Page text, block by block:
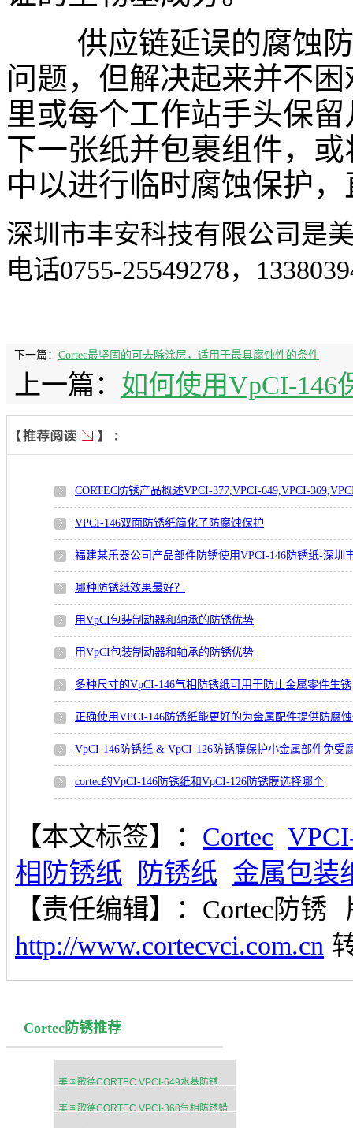
供应链延误的腐蚀
问题，但解决起来并不
里或每个工作站手头保留
下一张纸并包裹组件，
中以进行临时腐蚀保护
深圳市丰安科技有限公司是
电话0755-25549278，
下一篇： Cortec最坚固的可去除涂层，适用于最具腐蚀性的条件
上一篇： 如何使用VpCI-146
CORTEC防锈产品概述VPCI-377,VPCI-649,VPCI-
VPCI-146双面防锈纸简化了防腐蚀保护
福建某乐器公司产品部件防锈使用VPCI-146防锈纸-深圳
哪种防锈纸效果最好？
用VpCI包装制动器和轴承的防锈优势
用VpCI包装制动器和轴承的防锈优势
多种尺寸的VpCI-146气相防锈纸可用于防止金属零件生锈
正确使用VPCI-146防锈纸能更好的为金属配件提供防腐
VpCI-146防锈纸 & VpCI-126防锈膜保护小金属部件免受
cortec的VpCI-146防锈纸和VpCI-126防锈膜选择哪个
【本文标签】： Cortec
相防锈纸
防锈纸 金属包装
【责任编辑】： Cortec防锈
http://www.cortecvci.com.cn
Cortec防锈推荐
美国歌德CORTEC VPCI-649水基防锈添加剂
美国歌德CORTEC VPCI-368气相防锈蜡